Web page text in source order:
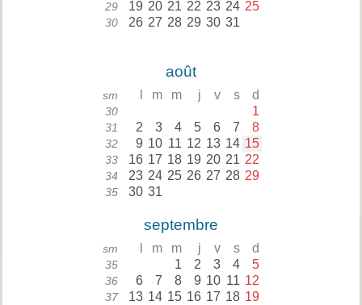
29 19 20 21 22 23 24 25
30 26 27 28 29 30 31
août
sm m m j v s d
30 1
31 2 3 4 5 6 7 8
32 9 10 11 12 13 14 15
33 16 17 18 19 20 21 22
34 23 24 25 26 27 28 29
35 30 31
septembre
sm m m j v s d
35 1 2 3 4 5
36 6 7 8 9 10 11 12
37 13 14 15 16 17 18 19